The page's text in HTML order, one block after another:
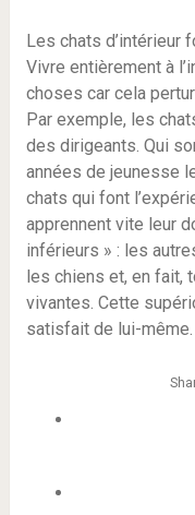
Les chats d’intérieur
Vivre entièrement à
choses car cela
Par exemple, les
des dirigeants. Qui
années de jeunesse
chats qui font
apprennent vite leur
inférieurs » : les
les chiens et, en fait,
vivantes. Cette
satisfait de lui-même.